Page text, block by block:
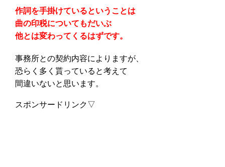
作詞を手掛けているということは
曲の印税についてもだいぶ
他とは変わってくるはずです。
事務所との契約内容によりますが、
恐らく多く貰っていると考えて
間違いないと思います。
スポンサードリンク▽